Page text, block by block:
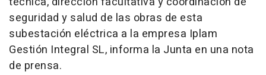
seguridad y salud de las obras de esta
subestación eléctrica a la empresa Iplam
Gestión Integral SL, informa la Junta en una nota
de prensa.